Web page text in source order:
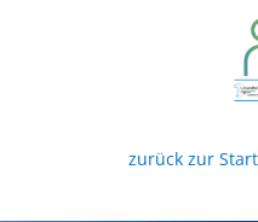
zurück zur